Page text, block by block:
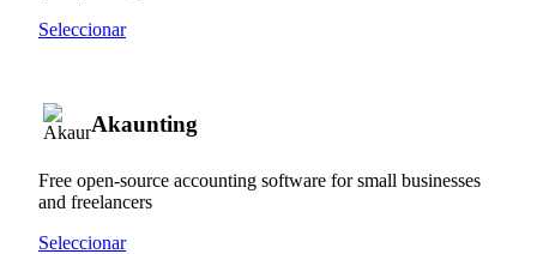
Seleccionar
Akaunting
Free open-source accounting software for small businesses
and freelancers
Seleccionar